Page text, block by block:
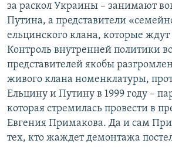
за раскол Украины – занимают
Путина, а представители
ельцинского клана, которые ждут
Контроль внутренней политики
представителей якобы
живого клана номенклатуры,
Ельцину и Путину в 1999 году –
которая стремилась провести в
Евгения Примакова. Да и сам
тех, кто жаждет демонтажа